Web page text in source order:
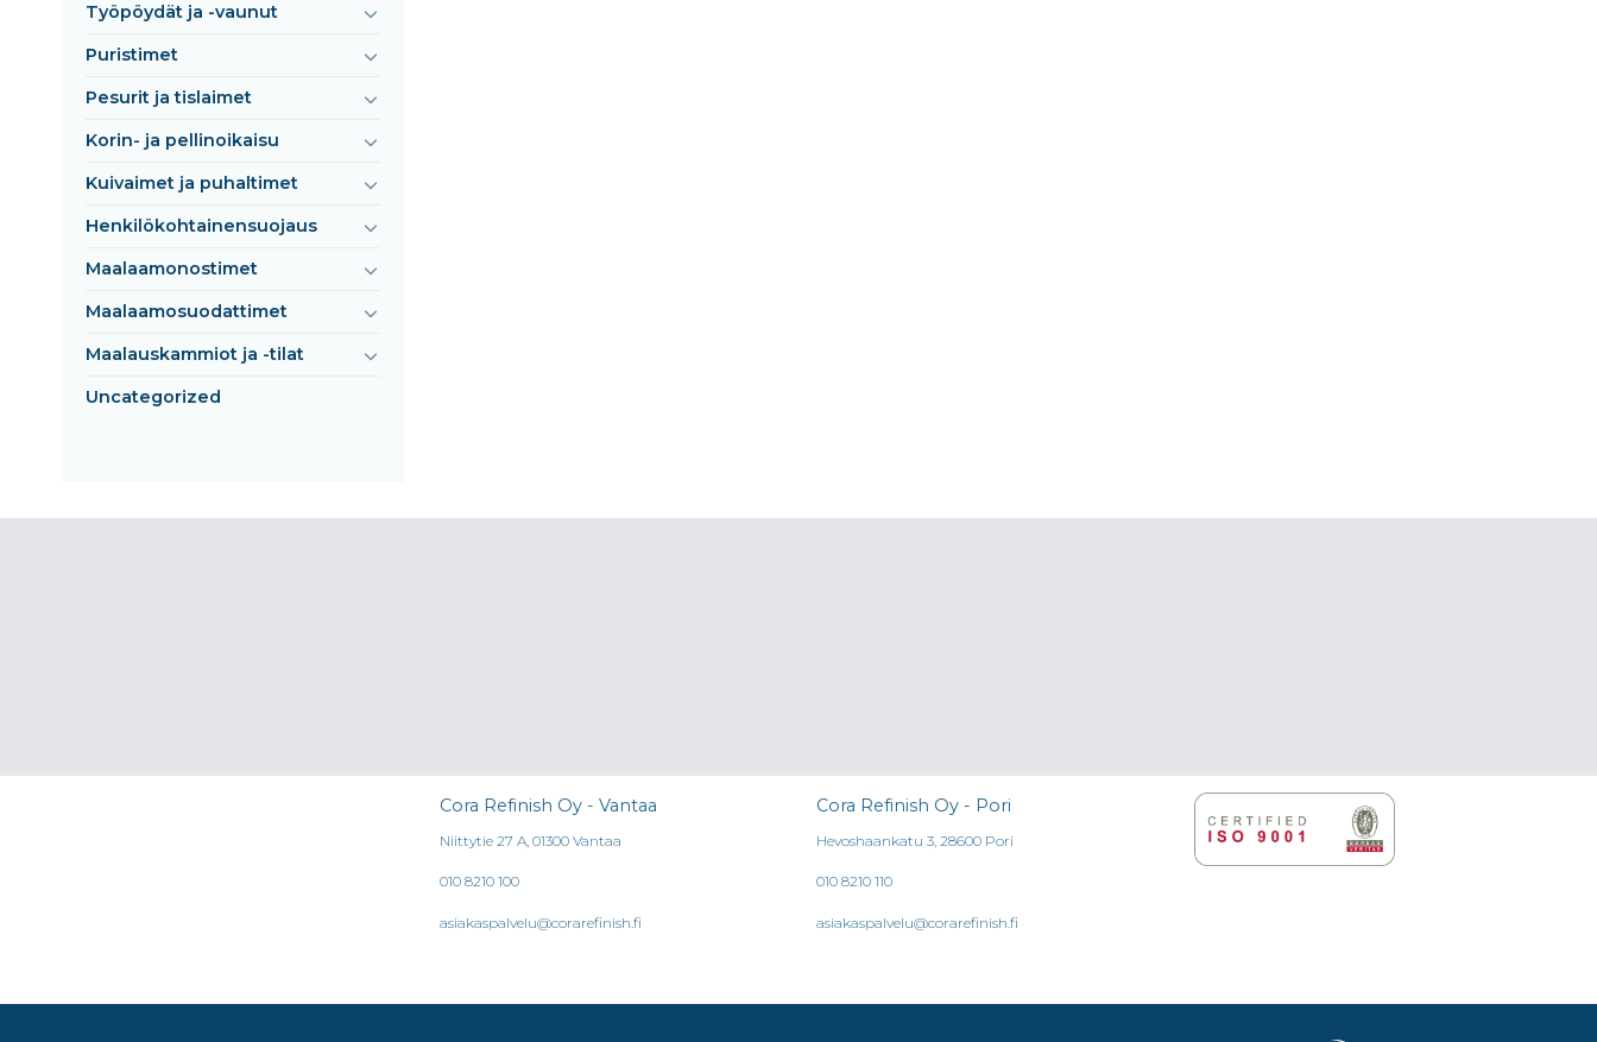
Työpöydät ja -vaunut
Puristimet
Pesurit ja tislaimet
Korin- ja pellinoikaisu
Kuivaimet ja puhaltimet
Henkilökohtainensuojaus
Maalaamonostimet
Maalaamosuodattimet
Maalauskammiot ja -tilat
Uncategorized
Cora Refinish Oy - Vantaa
Niittytie 27 A, 01300 Vantaa
010 8210 100
asiakaspalvelu@corarefinish.fi
Cora Refinish Oy - Pori
Hevoshaankatu 3, 28600 Pori
010 8210 110
asiakaspalvelu@corarefinish.fi